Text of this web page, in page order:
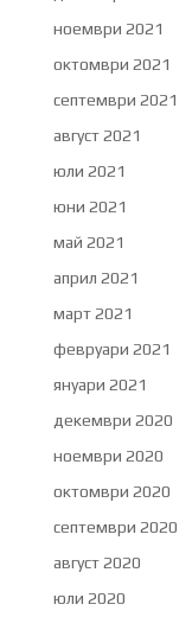
ноември 2021
октомври 2021
септември 2021
август 2021
юли 2021
юни 2021
май 2021
април 2021
март 2021
февруари 2021
януари 2021
декември 2020
ноември 2020
октомври 2020
септември 2020
август 2020
юли 2020